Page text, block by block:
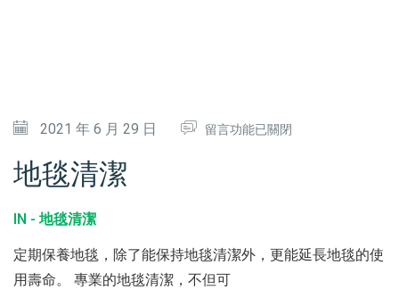
2021 年 6 月 29 日
在
潔
〉
留言功能已關閉
地毯清潔
IN - 地毯清潔
定期保養地毯，除了能保持地毯清潔外，更能延長地毯的使
用壽命。 專業的地毯清潔，不但可